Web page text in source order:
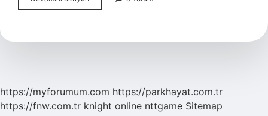
Öldürmeden
Ceza
https://myforumum.com https://parkhayat.com.tr
https://fnw.com.tr knight online nttgame Sitemap